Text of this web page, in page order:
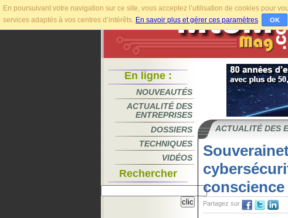
En poursuivant votre navigation sur ce site, vous acceptez l’utilisation de cookies pour
services adaptés à vos centres d’intérêts. En savoir plus et gérer ces paramètres. OK
En ligne :
NOUVEAUTÉS
ACTUALITÉ DES
ENTREPRISES
DOSSIERS
TECHNIQUES
VIDÉOS
Rechercher
ACTUALITÉ DES
conscience
Partagez sur